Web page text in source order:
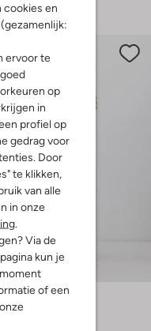
cookies en
ervoor te
op
in
profiel op
gedrag voor
Door
te klikken,
van alle
in onze
.
Via de
kun je
of een
99,99 € 49,99
-40%
jurk